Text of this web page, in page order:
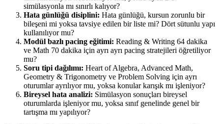
simülasyonla mı sınırlı kalıyor?
Hata günlüğü disiplini: Hata günlüğü, kursun zorunlu bir
bileşeni mi yoksa tavsiye edilen bir liste mi? Dört sütunlu yapı
kullanılıyor mu?
Modül bazlı pacing eğitimi: Reading & Writing 64 dakika
ve Math 70 dakika için ayrı ayrı pacing stratejileri öğretiliyor
mu?
Soru tipi dağılımı: Heart of Algebra, Advanced Math,
Geometry & Trigonometry ve Problem Solving için ayrı
oturumlar ayrılıyor mu, yoksa konular karışık mı işleniyor?
Bireysel hata analizi: Simülasyon sonuçları bireysel
oturumlarda işleniyor mu, yoksa sınıf genelinde genel bir
tartışma mı yapılıyor?